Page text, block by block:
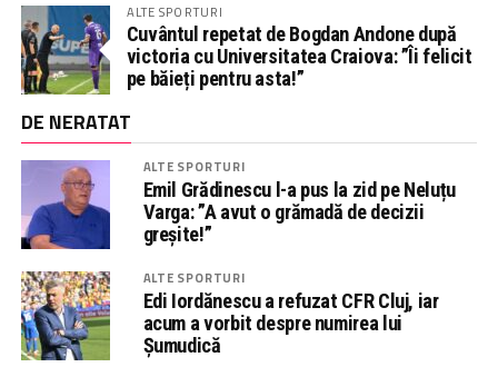
ALTE SPORTURI
Cuvântul repetat de Bogdan Andone după
victoria cu Universitatea Craiova: ”Îi felicit
pe băieți pentru asta!”
DE NERATAT
ALTE SPORTURI
Emil Grădinescu l-a pus la zid pe Neluțu
Varga: ”A avut o grămadă de decizii
greșite!”
ALTE SPORTURI
Edi Iordănescu a refuzat CFR Cluj, iar
acum a vorbit despre numirea lui
Șumudică